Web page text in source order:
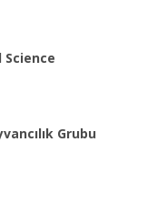
Grubu